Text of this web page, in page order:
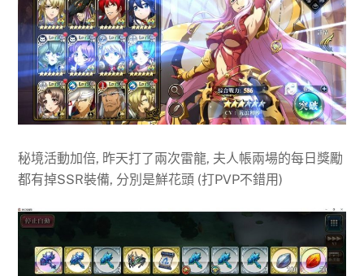
秘境活動加倍, 昨天打了兩次雷龍, 夫人帳兩場的每日獎勵
都有掉SSR裝備, 分別是鮮花頭 (打PVP不錯用)